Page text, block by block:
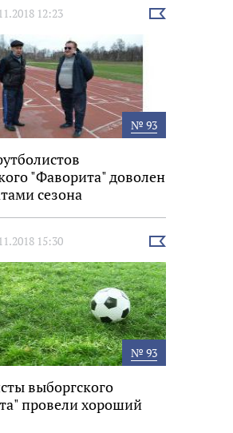
12:23
Выбрать
№ 93
"Фаворита" доволен
сезона
15:30
Выбрать
№ 93
выборгского
провели хороший